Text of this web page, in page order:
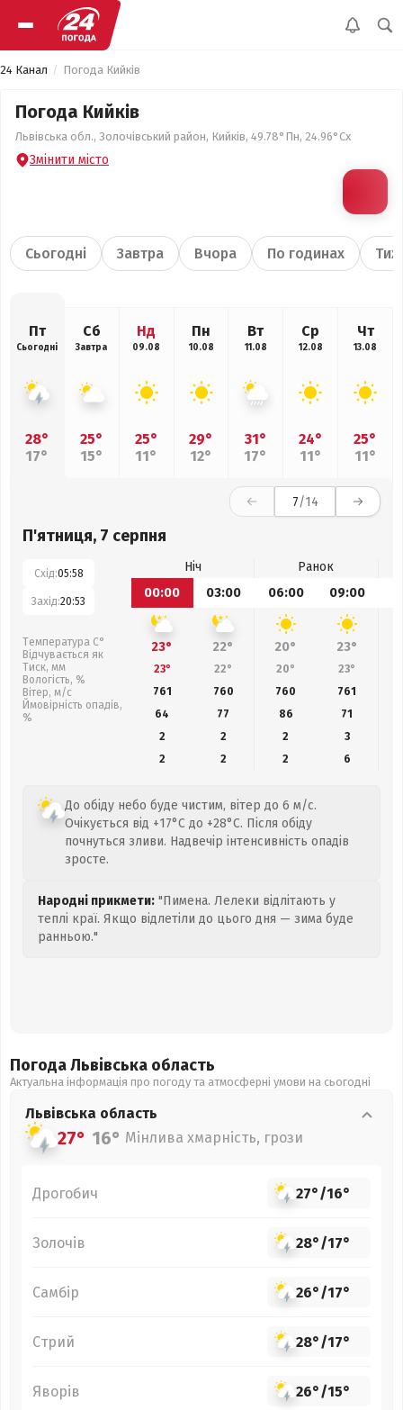
24 Канал Погода Кийків
Погода Кийків
Львівська обл., Золочівський район, Кийків, 49.78°Пн, 24.96°Сх
Змінити місто
Сьогодні Завтра Вчора По годинах
Пт
Сьогодні
28°
17°
Сб
Завтра
25°
15°
Нд
09.08
25°
11°
Пн
10.08
29°
12°
Вт
11.08
31°
17°
Ср
12.08
24°
11°
Чт
13.08
25°
11°
7/14
П'ятниця, 7 серпня
Схід:05:58
Захід:20:53
Температура С°
Відчувається як
Тиск, мм
Вологість, %
Вітер, м/с
Ймовірність опадів,
%
Ніч
Ранок
00:00
03:00 06:00 09:00
23° 22° 20° 23°
23° 22° 20° 23°
761
760 760 761
64
77 86 71
2
2 2
3
2
2 2 6
До обіду небо буде чистим, вітер до 6 м/с.
Очікується від +17°C до +28°C. Після обіду
почнуться зливи. Надвечір інтенсивність опадів
зросте.
Народні прикмети: "Пимена. Лелеки відлітають у
теплі краї. Якщо відлетіли до цього дня — зима буде
ранньою."
Погода Львівська область
Актуальна інформація про погоду та атмосферні умови на сьогодні
Львівська область
27° 16° Мінлива хмарність, грози
Дрогобич 27°/16°
Золочів 28°/17°
Самбір 26°/17°
Стрий 28°/17°
Яворів 26°/15°